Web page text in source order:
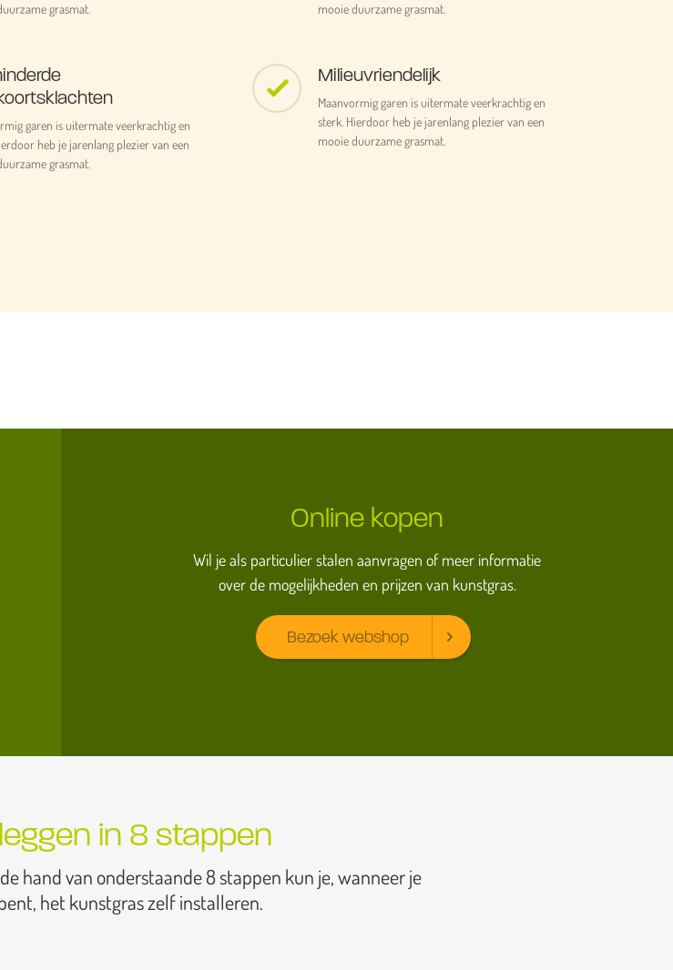
grasmat.
mooie duurzame grasmat.
garen is uitermate veerkrachtig en
heb je jarenlang plezier van een
grasmat.
Milieuvriendelijk
Maanvormig garen is uitermate veerkrachtig en
sterk. Hierdoor heb je jarenlang plezier van een
mooie duurzame grasmat.
Online kopen
Wil je als particulier stalen aanvragen of meer informatie
over de mogelijkheden en prijzen van kunstgras.
Bezoek webshop
in 8 stappen
hand van onderstaande 8 stappen kun je, wanneer je
het kunstgras zelf installeren.